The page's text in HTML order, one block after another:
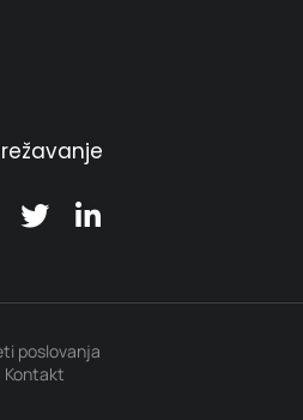
poslovanja
Kontakt